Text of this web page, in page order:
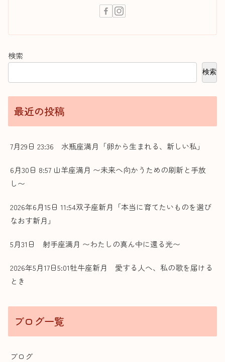
検索
検索
最近の投稿
7月29日 23:36 水瓶座満月「卵から生まれる、新しい私」
6月30日 8:57 山羊座満月 〜未来へ向かうための刷新と手放
し〜
2026年6月15日 11:54双子座新月「本当に育てたいものを選び
なおす新月」
5月31日 射手座満月 〜わたしの真ん中に還る光〜
2026年5月17日5:01牡牛座新月 愛する人へ、私の歌を届ける
とき
ブログ一覧
ブログ